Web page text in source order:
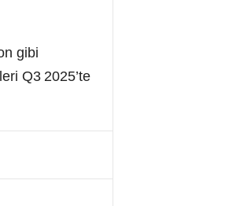
gibi
Q3 2025’te